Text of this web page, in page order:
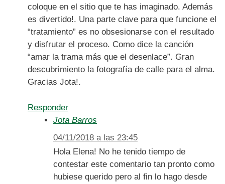
coloque en el sitio que te has imaginado. Además
es divertido!. Una parte clave para que funcione el
“tratamiento” es no obsesionarse con el resultado
y disfrutar el proceso. Como dice la canción
“amar la trama más que el desenlace”. Gran
descubrimiento la fotografía de calle para el alma.
Gracias Jota!.
Responder
Jota Barros
04/11/2018 a las 23:45
Hola Elena! No he tenido tiempo de
contestar este comentario tan pronto como
hubiese querido pero al fin lo hago desde